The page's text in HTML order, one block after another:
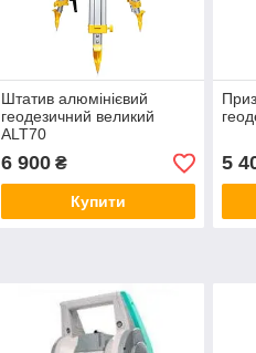
Штатив алюмінієвий
геодезичний великий
ALT70
6 900₴
Купити
5